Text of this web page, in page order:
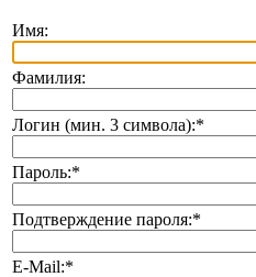
Имя:
Фамилия:
Логин (мин. 3 символа):*
Пароль:*
Подтверждение пароля:*
E-Mail:*